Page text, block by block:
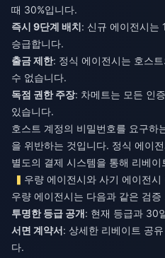
때 30%입니다.
즉시 9단계 배치: 신규 에이전시는
승급합니다.
출금 제한: 정식 에이전시는 호스
수 없습니다.
독점 권한 주장: 차메트는 모든 인
있습니다.
호스트 계정의 비밀번호를 요구하
을 위반하는 것입니다. 정식 에이
별도의 결제 시스템을 통해 리베이
우량 에이전시와 사기 에이전시
우량 에이전시는 다음과 같은 검
투명한 등급 공개: 현재 등급과 30
서면 계약서: 상세한 리베이트 공
다.